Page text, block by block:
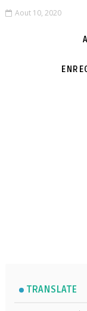
Aout 10, 2020
TRANSLATE